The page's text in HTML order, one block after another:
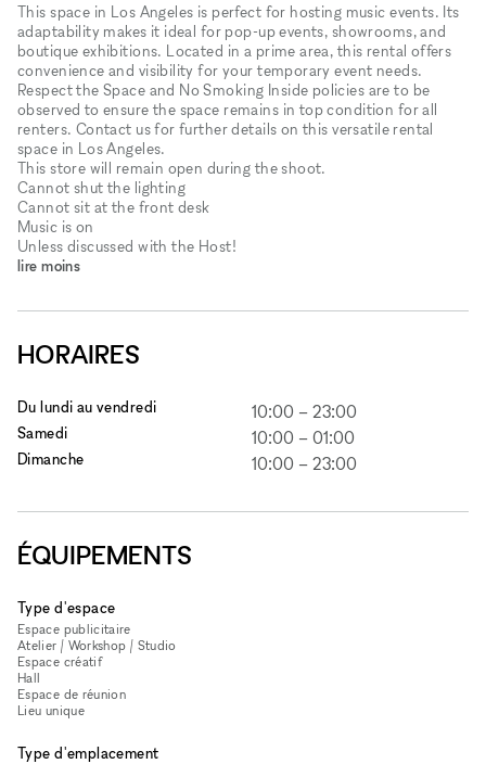
This space in Los Angeles is perfect for hosting music events. Its
adaptability makes it ideal for pop-up events, showrooms, and
boutique exhibitions. Located in a prime area, this rental offers
convenience and visibility for your temporary event needs.
Respect the Space and No Smoking Inside policies are to be
observed to ensure the space remains in top condition for all
renters. Contact us for further details on this versatile rental
space in Los Angeles.
This store will remain open during the shoot.
Cannot shut the lighting
Cannot sit at the front desk
Music is on
Unless discussed with the Host!
lire moins
HORAIRES
Du lundi au vendredi 10:00 – 23:00
Samedi 10:00 – 01:00
Dimanche 10:00 – 23:00
ÉQUIPEMENTS
Type d'espace
Espace publicitaire
Atelier / Workshop / Studio
Espace créatif
Hall
Espace de réunion
Lieu unique
Type d'emplacement